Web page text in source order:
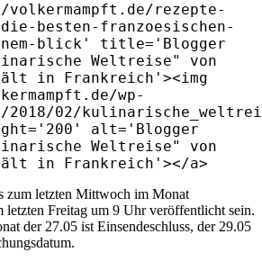
rezepte-
besten-franzoesischen-
blick' title='Blogger
Weltreise" von
in Frankreich'><img
wp-
2018/02/
alt='Blogger
Weltreise" von
hält in Frankreich'></a>
zum letzten Mittwoch im Monat
letzten Freitag um 9 Uhr veröffentlicht sein.
der 27.05 ist Einsendeschluss, der 29.05